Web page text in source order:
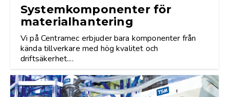
Systemkomponenter för
materialhantering
Vi på Centramec erbjuder bara komponenter från
kända tillverkare med hög kvalitet och
driftsäkerhet....